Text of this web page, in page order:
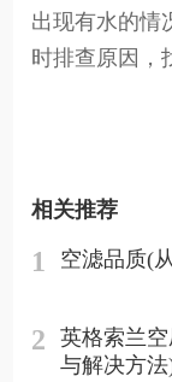
出现有水的情
时排查原因，
相关推荐
1 空滤品质(
2
英格索兰
与解决方